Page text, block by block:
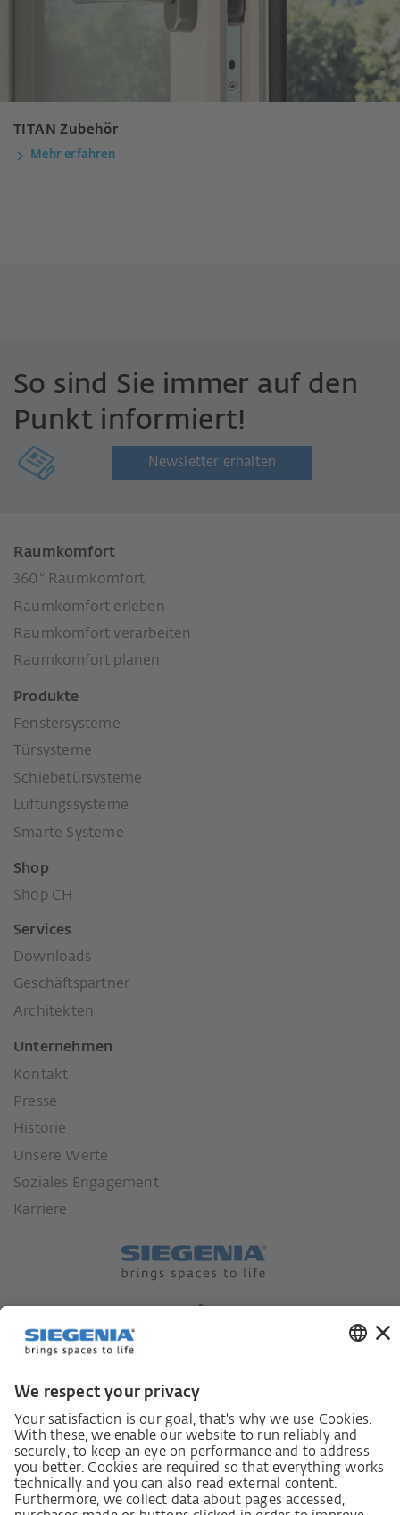
TITAN Zubehör
Mehr erfahren
So sind Sie immer auf den
Punkt informiert!
Newsletter erhalten
Raumkomfort
360° Raumkomfort
Raumkomfort erleben
Raumkomfort verarbeiten
Raumkomfort planen
Produkte
Fenstersysteme
Türsysteme
Schiebetürsysteme
Lüftungssysteme
Smarte Systeme
Shop
Shop CH
Services
Downloads
Geschäftspartner
Architekten
Unternehmen
Kontakt
Presse
Historie
Unsere Werte
Soziales Engagement
Karriere
Lieferantenkodex
LkSG-Merkblatt für Lieferanten
Grundsatzerklärung Menschenrechtsstrategie
Beschwerdeverfahren